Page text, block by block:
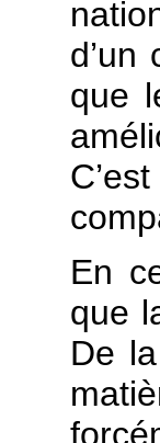
que
En
que
De